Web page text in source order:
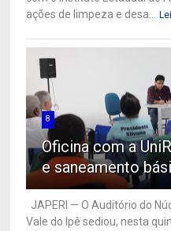
ações de limpeza e desa...
8
Oficina com a
e saneamento
JAPERI — O Auditório do
Vale do Ipê sediou, nesta